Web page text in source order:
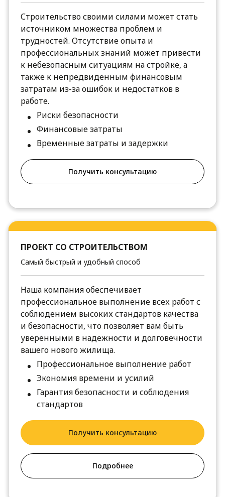
Строительство своими силами может стать
источником множества проблем и
трудностей. Отсутствие опыта и
профессиональных знаний может привести
к небезопасным ситуациям на стройке, а
также к непредвиденным финансовым
затратам из-за ошибок и недостатков в
работе.
Риски безопасности
Финансовые затраты
Временные затраты и задержки
Получить консультацию
ПРОЕКТ СО СТРОИТЕЛЬСТВОМ
Самый быстрый и удобный способ
Наша компания обеспечивает
профессиональное выполнение всех работ с
соблюдением высоких стандартов качества
и безопасности, что позволяет вам быть
уверенными в надежности и долговечности
вашего нового жилища.
Профессиональное выполнение работ
Экономия времени и усилий
Гарантия безопасности и соблюдения
стандартов
Получить консультацию
Подробнее